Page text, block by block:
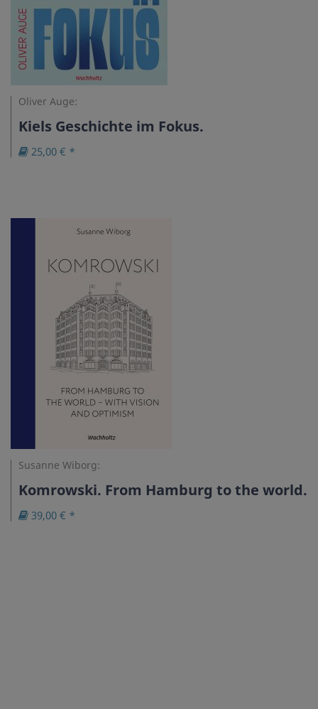
Oliver Auge:
Kiels Geschichte im Fokus.
25,00 € *
Susanne Wiborg:
Komrowski. From Hamburg to the world.
39,00 € *